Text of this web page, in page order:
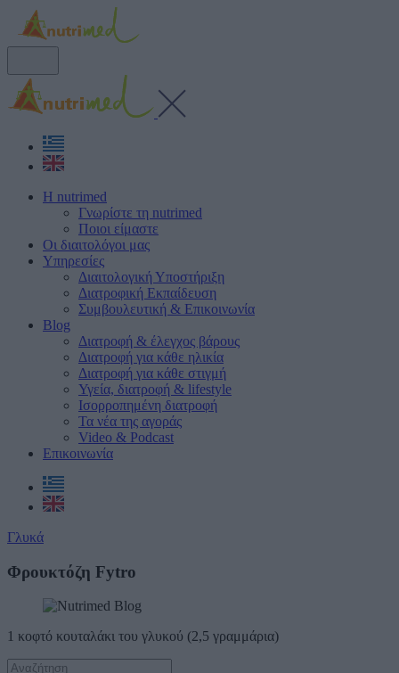
Η nutrimed
Γνωρίστε τη nutrimed
Ποιοι είμαστε
Οι διαιτολόγοι μας
Υπηρεσίες
Διαιτολογική Υποστήριξη
Διατροφική Εκπαίδευση
Συμβουλευτική & Επικοινωνία
Blog
Διατροφή & έλεγχος βάρους
Διατροφή για κάθε ηλικία
Διατροφή για κάθε στιγμή
Υγεία, διατροφή & lifestyle
Ισορροπημένη διατροφή
Τα νέα της αγοράς
Video & Podcast
Επικοινωνία
Γλυκά
Φρουκτόζη Fytro
1 κοφτό κουταλάκι του γλυκού (2,5 γραμμάρια)